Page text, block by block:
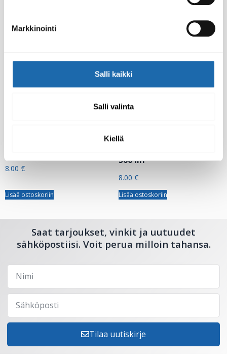
Markkinointi
Salli kaikki
Salli valinta
Kiellä
8.00 €
Lisää ostoskoriin
Softcare Teflex Plus D
500 ml
8.00 €
Lisää ostoskoriin
Saat tarjoukset, vinkit ja uutuudet
sähköpostiisi. Voit perua milloin tahansa.
Tilaa uutiskirje